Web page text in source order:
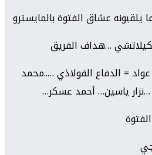
عشاق الفتوة بالمايسترو
…هداف الفريق
= الدفاع الفولاذي …..محمد
…نزار ياسين… أحمد عسكر…